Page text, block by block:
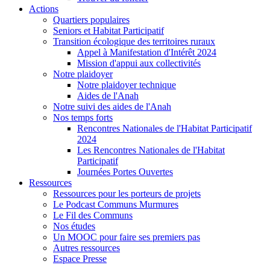
Actions
Quartiers populaires
Seniors et Habitat Participatif
Transition écologique des territoires ruraux
Appel à Manifestation d'Intérêt 2024
Mission d'appui aux collectivités
Notre plaidoyer
Notre plaidoyer technique
Aides de l'Anah
Notre suivi des aides de l'Anah
Nos temps forts
Rencontres Nationales de l'Habitat Participatif
2024
Les Rencontres Nationales de l'Habitat
Participatif
Journées Portes Ouvertes
Ressources
Ressources pour les porteurs de projets
Le Podcast Communs Murmures
Le Fil des Communs
Nos études
Un MOOC pour faire ses premiers pas
Autres ressources
Espace Presse